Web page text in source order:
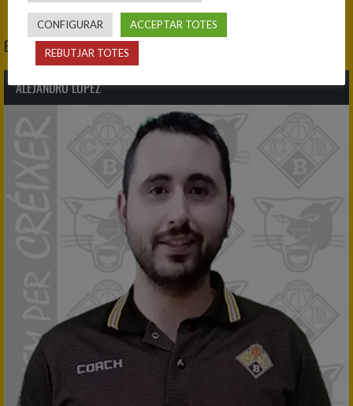
ENTRENADOR AJUDANT
ALEJANDRO LÓPEZ
CONFIGURAR ACCEPTAR TOTES
REBUTJAR TOTES